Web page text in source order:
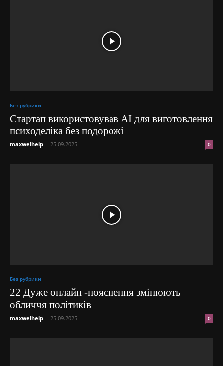
Без рубрики
Стартап використовував AI для виготовлення
психоделіка без подорожі
maxwelhelp - 25.09.2025 0
Без рубрики
22 Дуже онлайн -пояснення змінюють
обличчя політиків
maxwelhelp - 25.09.2025 0